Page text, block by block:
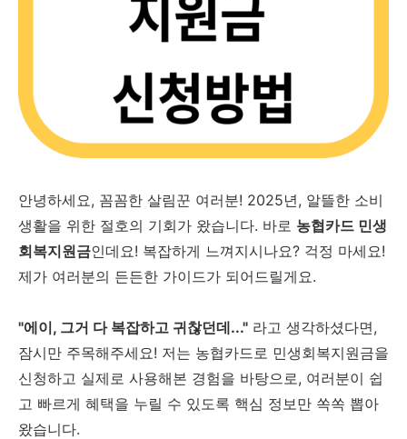
안녕하세요, 꼼꼼한 살림꾼 여러분! 2025년, 알뜰한 소비
생활을 위한 절호의 기회가 왔습니다. 바로 농협카드 민생
회복지원금인데요! 복잡하게 느껴지시나요? 걱정 마세요!
제가 여러분의 든든한 가이드가 되어드릴게요.
"에이, 그거 다 복잡하고 귀찮던데..." 라고 생각하셨다면,
잠시만 주목해주세요! 저는 농협카드로 민생회복지원금을
신청하고 실제로 사용해본 경험을 바탕으로, 여러분이 쉽
고 빠르게 혜택을 누릴 수 있도록 핵심 정보만 쏙쏙 뽑아
왔습니다.